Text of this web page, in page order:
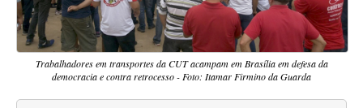
Trabalhadores em transportes da CUT acampam em Brasília em defesa da
democracia e contra retrocesso - Foto: Itamar Firmino da Guarda